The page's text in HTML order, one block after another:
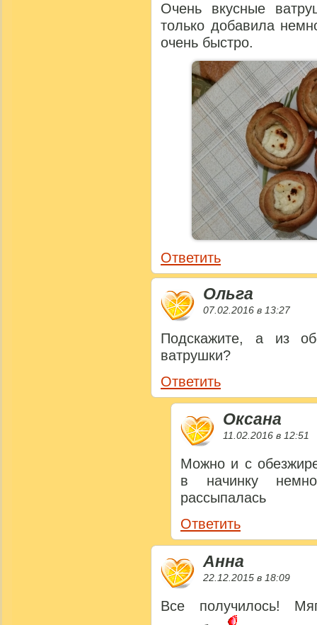
Очень вкусные
только добавила
очень быстро.
Ответить
Ольга
07.02.2016 в 13:27
Подскажите, а из
ватрушки?
Ответить
Оксана
11.02.2016 в 12:51
Можно и с
в начинку
рассыпалась
Ответить
Анна
22.12.2015 в 18:09
Все получилось!